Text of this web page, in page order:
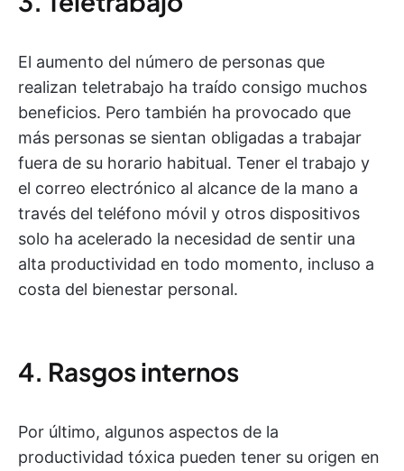
El aumento del número de personas que
realizan teletrabajo ha traído consigo muchos
beneficios. Pero también ha provocado que
más personas se sientan obligadas a trabajar
fuera de su horario habitual. Tener el trabajo y
el correo electrónico al alcance de la mano a
través del teléfono móvil y otros dispositivos
solo ha acelerado la necesidad de sentir una
alta productividad en todo momento, incluso a
costa del bienestar personal.
4. Rasgos internos
Por último, algunos aspectos de la
productividad tóxica pueden tener su origen en